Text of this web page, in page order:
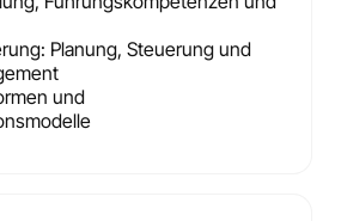
Planung, Steuerung und
und